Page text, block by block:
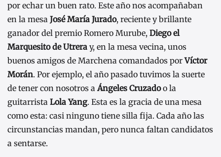
por echar un buen rato. Este año nos acompañaban
en la mesa José María Jurado, reciente y brillante
ganador del premio Romero Murube, Diego el
Marquesito de Utrera y, en la mesa vecina, unos
buenos amigos de Marchena comandados porVíctor
Morán. Por ejemplo, el año pasado tuvimos la suerte
de tener con nosotros aÁngeles Cruzadoo la
guitarrista Lola Yang. Esta es la gracia de una mesa
como esta: casi ninguno tiene silla fija. Cada año las
circunstancias mandan, pero nunca faltan candidatos
a sentarse.